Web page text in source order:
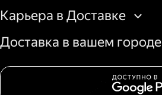
Карьера в Доставке
Доставка в вашем городе